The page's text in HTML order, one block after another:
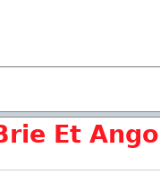
Et